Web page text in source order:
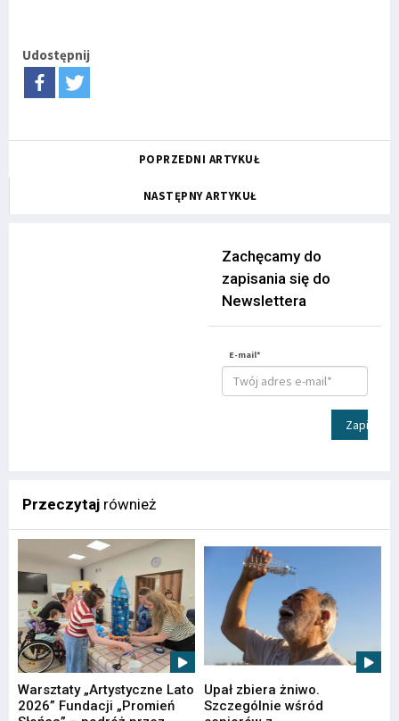
Udostępnij
POPRZEDNI ARTYKUŁ
NASTĘPNY ARTYKUŁ
Zachęcamy do
zapisania się do
Newslettera
E-mail*
Zapisz
Przeczytaj również
Warsztaty „Artystyczne Lato
2026” Fundacji „Promień
Upał zbiera żniwo.
Szczególnie wśród